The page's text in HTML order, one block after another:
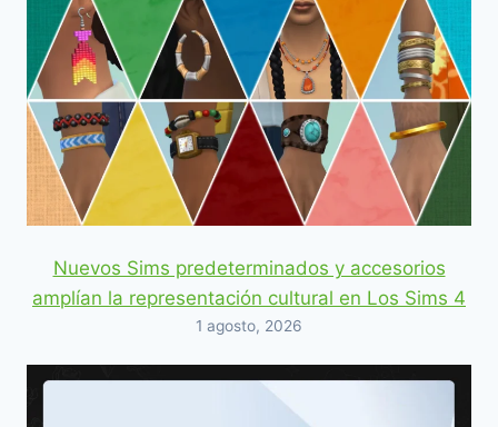
Nuevos Sims predeterminados y accesorios
amplían la representación cultural en Los Sims 4
1 agosto, 2026